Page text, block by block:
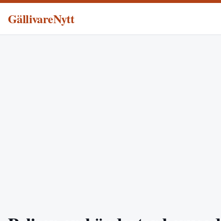
GällivareNytt